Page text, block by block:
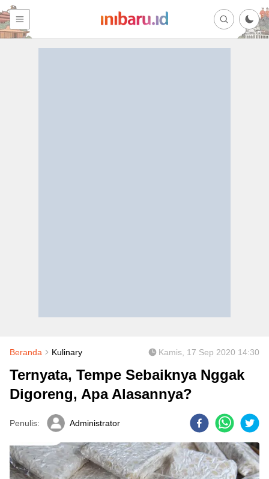
Beranda Kulinary Kamis, 17 Sep 2020 14:30
Ternyata, Tempe Sebaiknya Nggak
Digoreng, Apa Alasannya?
Penulis: Administrator